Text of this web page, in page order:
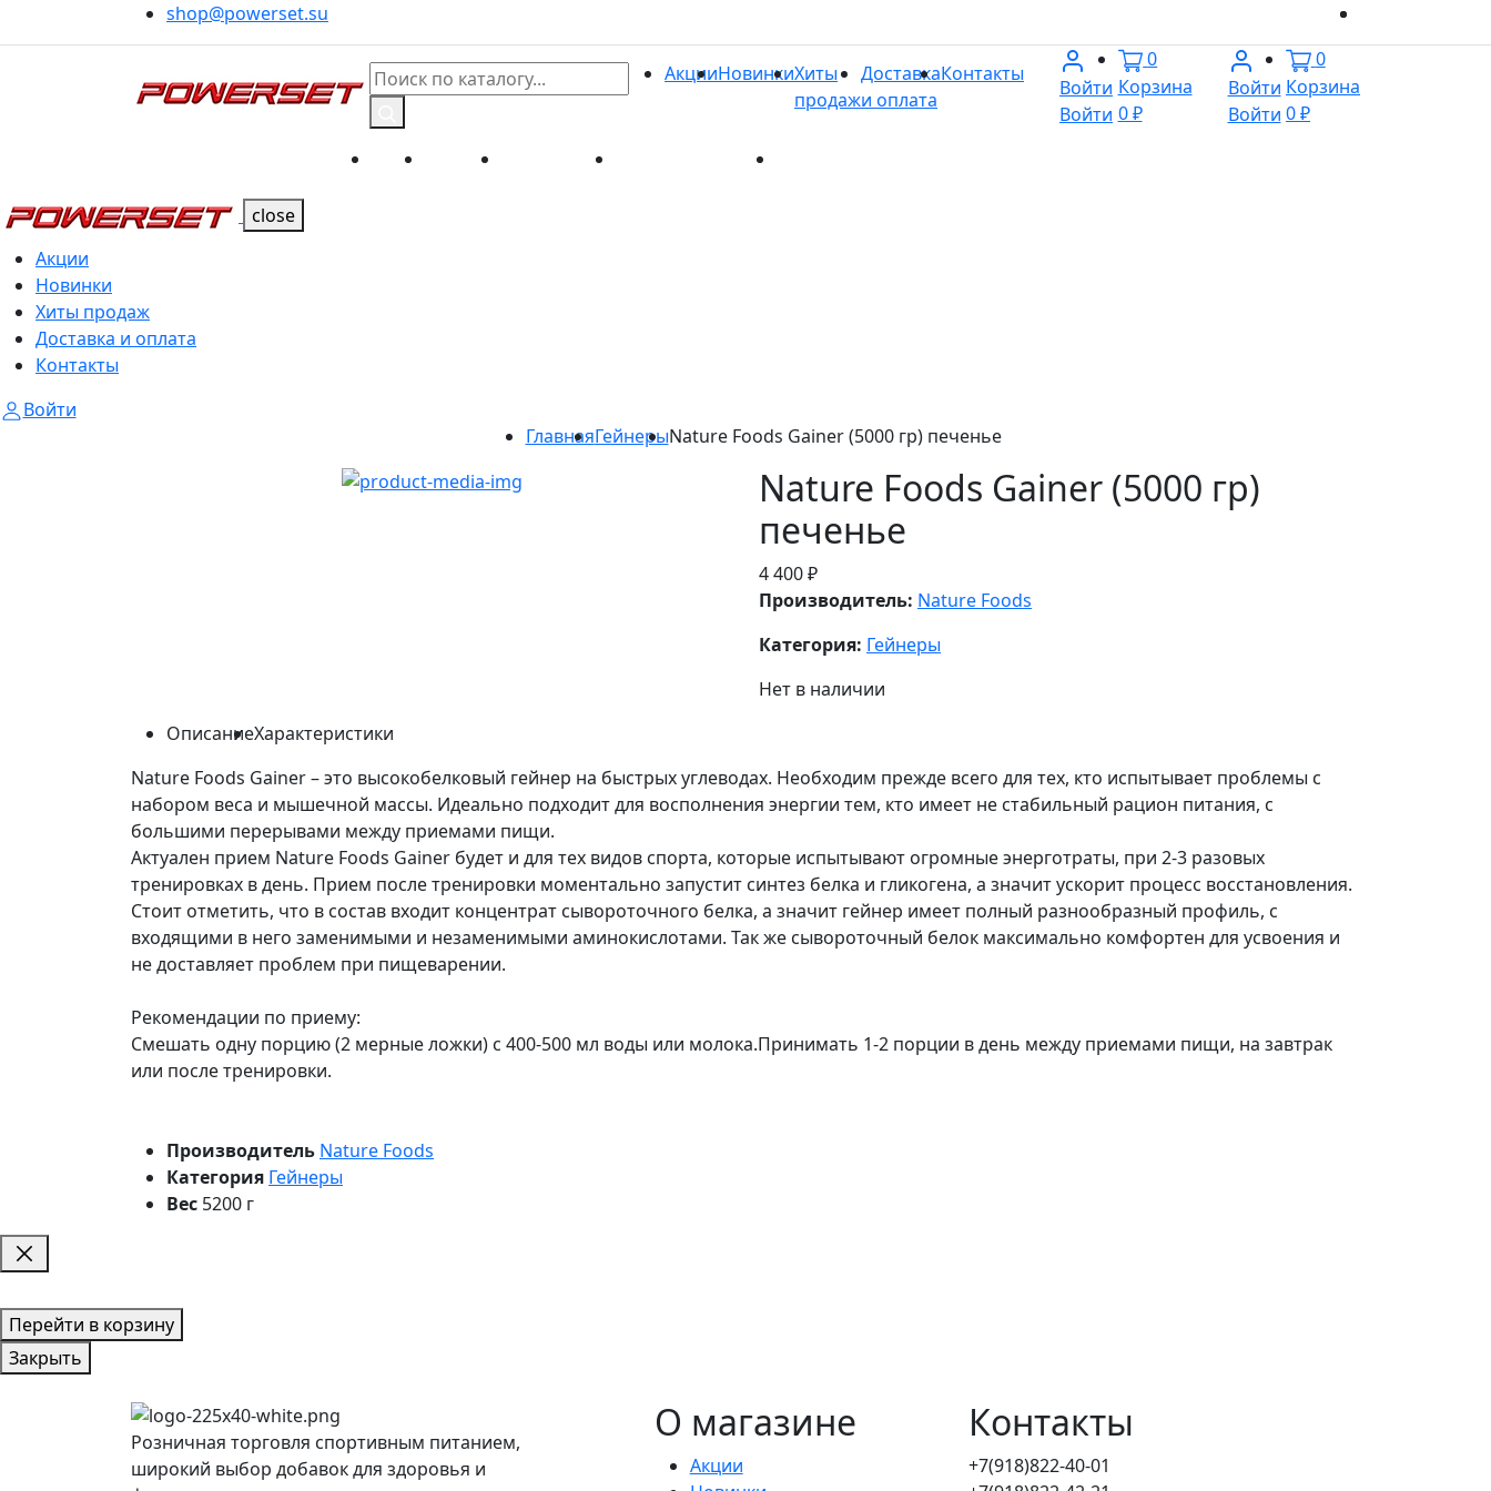
shop@powerset.su
АкцииНовинкиХиты
продаж
Доставка
и оплата
Контакты
Войти
Войти
0
Корзина
0 ₽
Войти
Войти
0
Корзина
0 ₽
Акции Новинки Хиты продаж Доставка и оплата
close
Акции
Новинки
Хиты продаж
Доставка и оплата
Контакты
Войти
ГлавнаяГейнерыNature Foods Gainer (5000 гр) печенье
Nature Foods Gainer (5000 гр)
печенье
4 400 ₽
Производитель: Nature Foods
Категория: Гейнеры
Нет в наличии
ОписаниеХарактеристики
Nature Foods Gainer – это высокобелковый гейнер на быстрых углеводах. Необходим прежде всего для тех, кто испытывает проблемы с
набором веса и мышечной массы. Идеально подходит для восполнения энергии тем, кто имеет не стабильный рацион питания, с
большими перерывами между приемами пищи.
Актуален прием Nature Foods Gainer будет и для тех видов спорта, которые испытывают огромные энерготраты, при 2-3 разовых
тренировках в день. Прием после тренировки моментально запустит синтез белка и гликогена, а значит ускорит процесс восстановления.
Стоит отметить, что в состав входит концентрат сывороточного белка, а значит гейнер имеет полный разнообразный профиль, с
входящими в него заменимыми и незаменимыми аминокислотами. Так же сывороточный белок максимально комфортен для усвоения и
не доставляет проблем при пищеварении.
Рекомендации по приему:
Смешать одну порцию (2 мерные ложки) с 400-500 мл воды или молока.Принимать 1-2 порции в день между приемами пищи, на завтрак
или после тренировки.
Производитель Nature Foods
Категория Гейнеры
Вес 5200 г
Перейти в корзину
Закрыть
Розничная торговля спортивным питанием,
широкий выбор добавок для здоровья и
О магазине
Акции
Контакты
+7(918)822-40-01